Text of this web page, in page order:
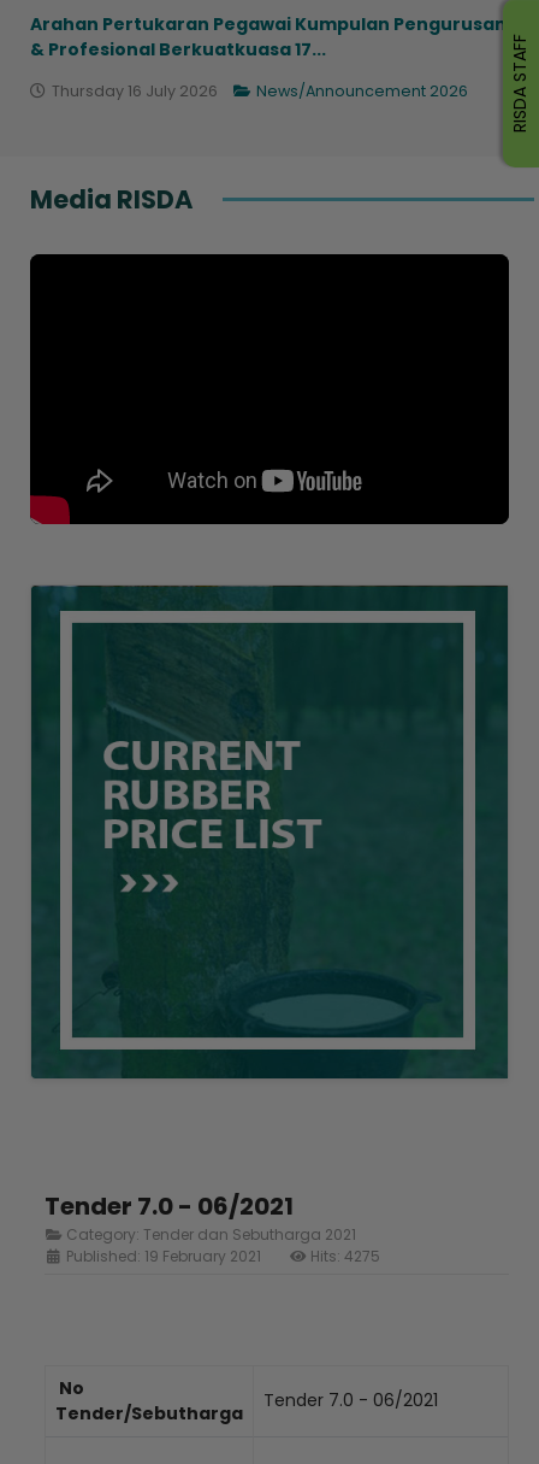
Arahan Pertukaran Pegawai Kumpulan Pengurusan
& Profesional Berkuatkuasa 17...
Thursday 16 July 2026 News/Announcement 2026
Media RISDA
Tender 7.0 - 06/2021
Category: Tender dan Sebutharga 2021
Published: 19 February 2021
Hits: 4275
No
Tender/Sebutharga
Tender 7.0 - 06/2021
RISDA STAFF